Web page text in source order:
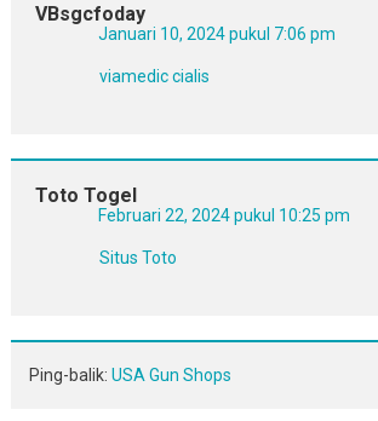
VBsgcfoday
Januari 10, 2024 pukul 7:06 pm
viamedic cialis
Toto Togel
Februari 22, 2024 pukul 10:25 pm
Situs Toto
Ping-balik: USA Gun Shops